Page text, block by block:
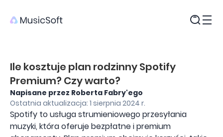
Ile kosztuje plan rodzinny Spotify
Premium? Czy warto?
Napisane przez Roberta Fabry'ego
Ostatnia aktualizacja: 1 sierpnia 2024 r.
Spotify to usługa strumieniowego przesyłania
muzyki, która oferuje bezpłatne i premium